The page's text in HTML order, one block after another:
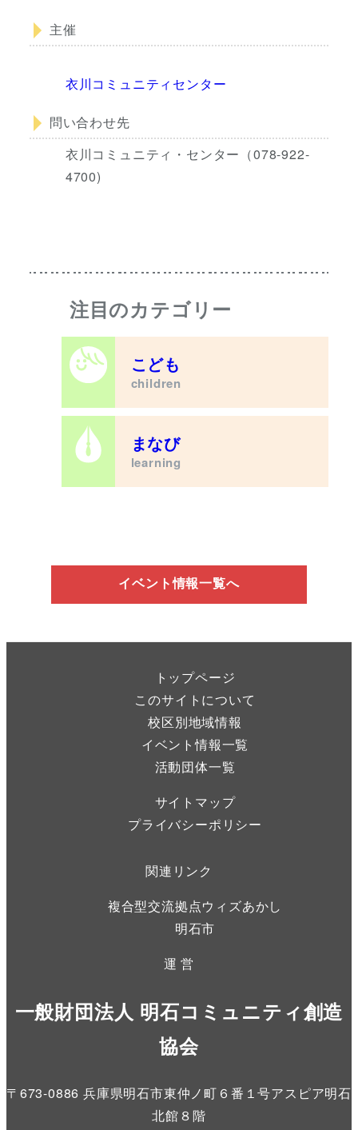
主催
衣川コミュニティセンター
問い合わせ先
衣川コミュニティ・センター（078-922-
4700)
注目のカテゴリー
こども
children
まなび
learning
イベント情報一覧へ
トップページ
このサイトについて
校区別地域情報
イベント情報一覧
活動団体一覧
サイトマップ
プライバシーポリシー
関連リンク
複合型交流拠点ウィズあかし
明石市
運 営
一般財団法人 明石コミュニティ創造
協会
〒673-0886 兵庫県明石市東仲ノ町６番１号アスピア明石
北館８階